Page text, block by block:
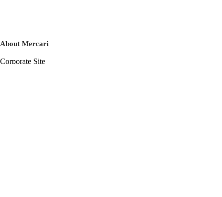
About Mercari
Corporate Site